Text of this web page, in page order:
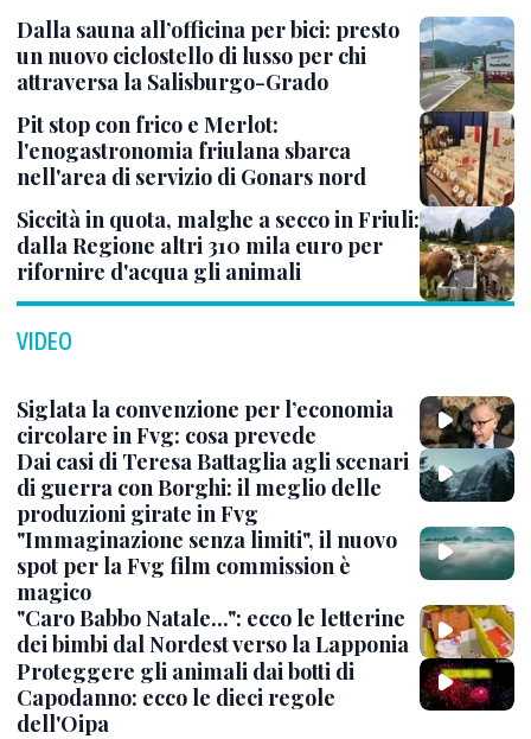
Dalla sauna all’officina per bici: presto
un nuovo ciclostello di lusso per chi
attraversa la Salisburgo-Grado
Pit stop con frico e Merlot:
l'enogastronomia friulana sbarca
nell'area di servizio di Gonars nord
Siccità in quota, malghe a secco in Friuli:
dalla Regione altri 310 mila euro per
rifornire d'acqua gli animali
VIDEO
Siglata la convenzione per l’economia
circolare in Fvg: cosa prevede
Dai casi di Teresa Battaglia agli scenari
di guerra con Borghi: il meglio delle
produzioni girate in Fvg
"Immaginazione senza limiti", il nuovo
spot per la Fvg film commission è
magico
"Caro Babbo Natale...": ecco le letterine
dei bimbi dal Nordest verso la Lapponia
Proteggere gli animali dai botti di
Capodanno: ecco le dieci regole
dell'Oipa